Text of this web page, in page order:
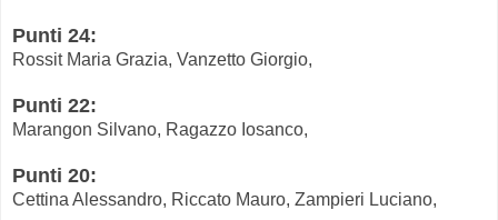
Punti 24:
Rossit Maria Grazia, Vanzetto Giorgio,
Punti 22:
Marangon Silvano, Ragazzo Iosanco,
Punti 20:
Cettina Alessandro, Riccato Mauro, Zampieri Luciano,